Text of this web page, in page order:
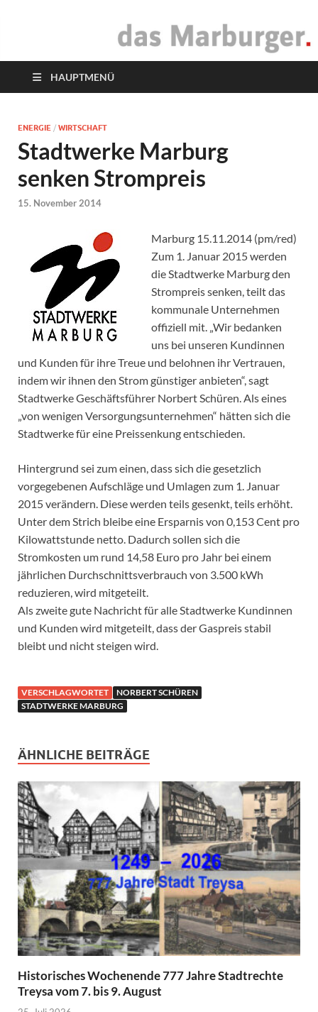
das Marburger.
HAUPTMENÜ
ENERGIE / WIRTSCHAFT
Stadtwerke Marburg
senken Strompreis
15. November 2014
Marburg 15.11.2014 (pm/red)
Zum 1. Januar 2015 werden
die Stadtwerke Marburg den
Strompreis senken, teilt das
kommunale Unternehmen
offiziell mit. „Wir bedanken
uns bei unseren Kundinnen
und Kunden für ihre Treue und belohnen ihr Vertrauen,
indem wir ihnen den Strom günstiger anbieten“, sagt
Stadtwerke Geschäftsführer Norbert Schüren. Als eines
„von wenigen Versorgungsunternehmen“ hätten sich die
Stadtwerke für eine Preissenkung entschieden.
Hintergrund sei zum einen, dass sich die gesetzlich
vorgegebenen Aufschläge und Umlagen zum 1. Januar
2015 verändern. Diese werden teils gesenkt, teils erhöht.
Unter dem Strich bleibe eine Ersparnis von 0,153 Cent pro
Kilowattstunde netto. Dadurch sollen sich die
Stromkosten um rund 14,58 Euro pro Jahr bei einem
jährlichen Durchschnittsverbrauch von 3.500 kWh
reduzieren, wird mitgeteilt.
Als zweite gute Nachricht für alle Stadtwerke Kundinnen
und Kunden wird mitgeteilt, dass der Gaspreis stabil
bleibt und nicht steigen wird.
VERSCHLAGWORTET
NORBERT SCHÜREN
STADTWERKE MARBURG
ÄHNLICHE BEITRÄGE
Historisches Wochenende 777 Jahre Stadtrechte
Treysa vom 7. bis 9. August